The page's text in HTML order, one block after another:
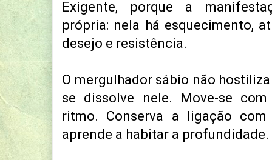
Exigente, porque a
própria: nela há esquecimento,
desejo e resistência.
O mergulhador sábio não
se dissolve nele. Move-se
ritmo. Conserva a ligação
aprende a habitar a profundidade.